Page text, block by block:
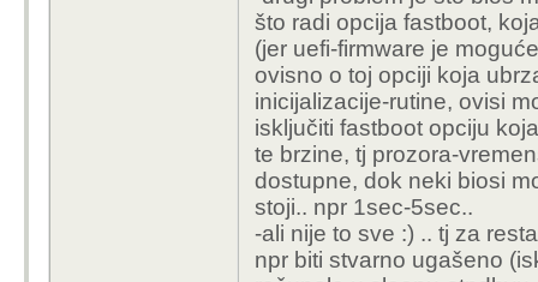
što radi opcija fastboot,
(jer uefi-firmware je
ovisno o toj opciji koja
inicijalizacije-rutine, ovisi
isključiti fastboot opciju
te brzine, tj prozora-
dostupne, dok neki biosi
stoji.. npr 1sec-5sec..
-ali nije to sve :) .. tj za
npr biti stvarno ugašeno